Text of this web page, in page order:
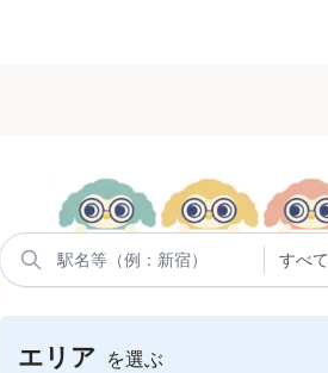
エリア を選ぶ